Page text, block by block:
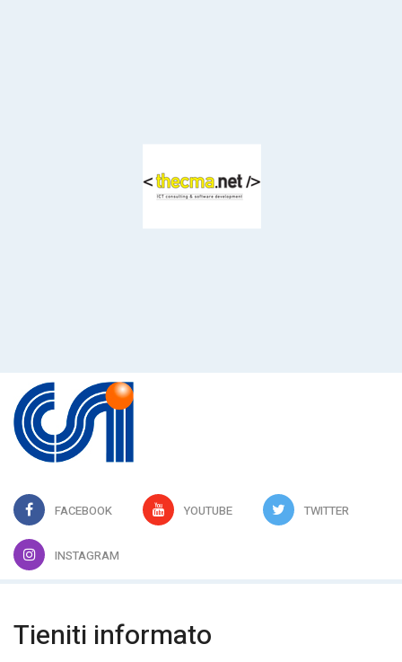
FACEBOOK YOUTUBE TWITTER
INSTAGRAM
Tieniti informato